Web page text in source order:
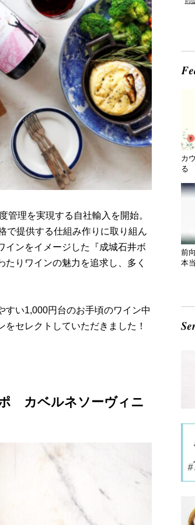
管理を実現する自社輸入を開始。
で提供する仕組み作りに取り組ん
インをイメージした『成城石井ボ
りワインの魅力を追求し、多く
すい1,000円台のお手頃のワイン中
セレクトしていただきました！
カベルネソーヴィニ
カ
る
前
本